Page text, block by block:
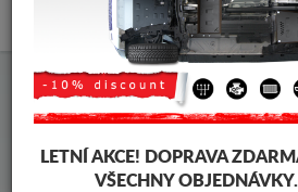
Kryt pod motor
LETNÍ AKCE! DOPRAVA
VŠECHNY